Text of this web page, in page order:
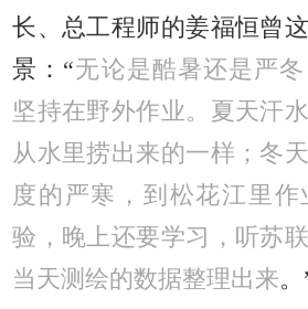
长、总工程师的姜福恒曾
景：“无论是酷暑还是严
坚持在野外作业。夏天汗
从水里捞出来的一样；冬
度的严寒，到松花江里作
验，晚上还要学习，听苏
当天测绘的数据整理出来。